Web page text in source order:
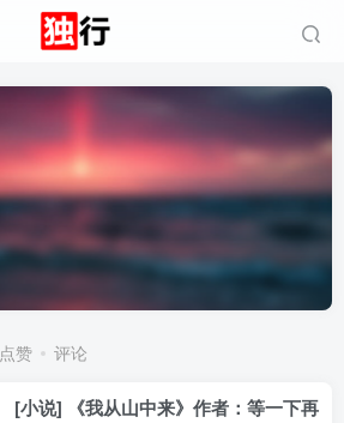
点赞 评论
[小说] 《我从山中来》作者：等一下再